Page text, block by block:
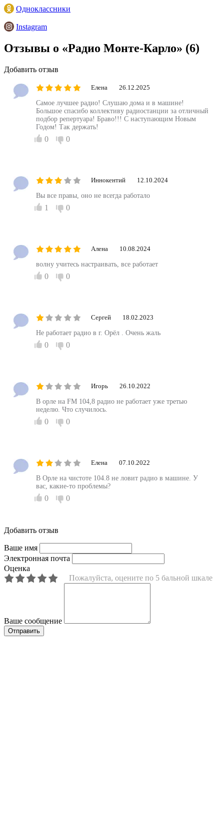
Одноклассники
Instagram
Отзывы о «Радио Монте-Карло» (6)
Добавить отзыв
Елена 26.12.2025
Самое лучшее радио! Слушаю дома и в машине!
Большое спасибо коллективу радиостанции за отличный
подбор репертуара! Браво!!! С наступающим Новым
Годом! Так держать!
0 0
Иннокентий 12.10.2024
Вы все правы, оно не всегда работало
1 0
Алена 10.08.2024
волну учитесь настраивать, все работает
0 0
Сергей 18.02.2023
Не работает радио в г. Орёл . Очень жаль
0 0
Игорь 26.10.2022
В орле на FM 104,8 радио не работает уже третью
неделю. Что случилось.
0 0
Елена 07.10.2022
В Орле на чистоте 104.8 не ловит радио в машине. У
вас, какие-то проблемы?
0 0
Добавить отзыв
Ваше имя
Электронная почта
Оценка
Пожалуйста, оцените по 5 бальной шкале
Ваше сообщение